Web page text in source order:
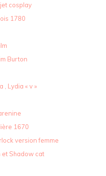
cosplay
1780
Burton
Lydia « v »
1670
version femme
et Shadow cat